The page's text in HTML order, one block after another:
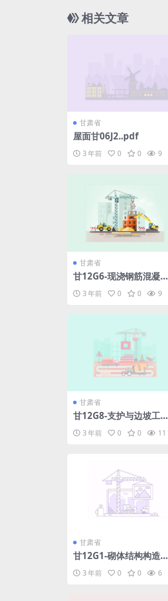
相关文章
甘肃省
屋面甘06J2..pdf
3 年前 0 0 9
甘肃省
甘12G6-现浇钢筋混凝土
3 年前 0 0 9
甘肃省
甘12G8-支护与边坡工程.
3 年前 0 0 11
甘肃省
甘12G1-砌体结构构造详
3 年前 0 0 6